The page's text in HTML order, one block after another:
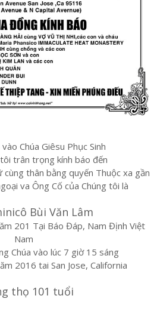
Chúa Giêsu Phục Sinh
trân trọng kính báo đến
cùng thân bằng quyến Thuộc xa gần
va Ông Cố của Chúng tôi là
Bùi Văn Lâm
201 Tại Báo Đáp, Nam Định Việt
Nam
Chúa vào lúc 7 giờ 15 sáng
2016 tai San Jose, California
thọ 101 tuổi